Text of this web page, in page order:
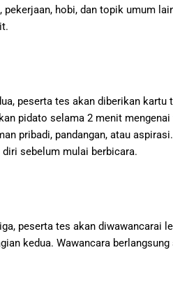
pekerjaan, hobi, dan topik umum
peserta tes akan diberikan kartu
pidato selama 2 menit
pribadi, pandangan, atau
sebelum mulai berbicara.
peserta tes akan diwawancarai
kedua. Wawancara